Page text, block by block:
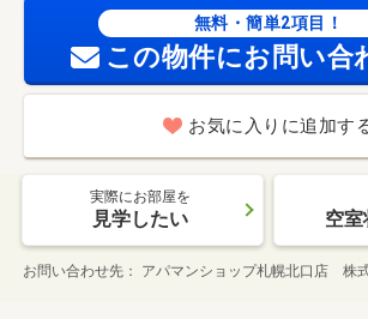
無料・簡単2項目！
この物件にお問い合
お気に入りに追加す
実際にお部屋を
見学したい 空室
お問い合わせ先 アパマンショップ札幌北口店 株